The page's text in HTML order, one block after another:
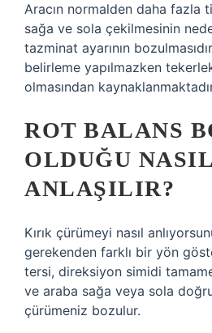
Aracın normalden daha fazla
sağa ve sola çekilmesinin
tazminat ayarının
belirleme yapılmazken
olmasından
ROT BALANS
OLDUĞU NASIL
ANLAŞILIR?
Kırık çürümeyi nasıl
gerekenden farklı bir yön
tersi, direksiyon simidi
ve araba sağa veya sola
çürümeniz bozulur.